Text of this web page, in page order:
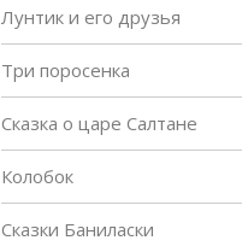
Лунтик и его друзья
Три поросенка
Сказка о царе Салтане
Колобок
Сказки Баниласки